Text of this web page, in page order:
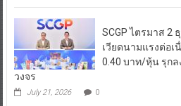
SCGP ไตรมาส 2
เวียดนามแรงต่อเ
0.40 บาท/หุ้น รุก
วงจร
July 21, 2026 0